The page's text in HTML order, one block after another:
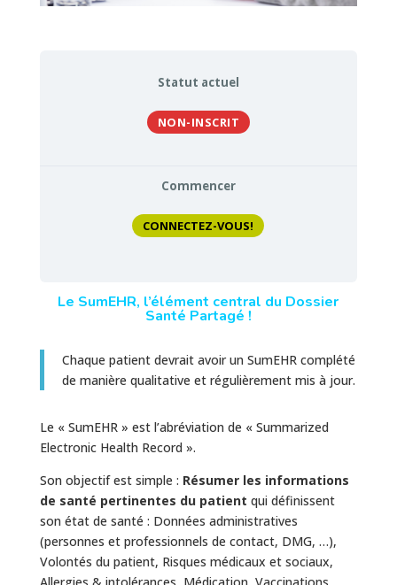
Statut actuel
NON-INSCRIT
Commencer
CONNECTEZ-VOUS!
Le SumEHR, l’élément central du Dossier
Santé Partagé !
Chaque patient devrait avoir un SumEHR complété
de manière qualitative et régulièrement mis à jour.
Le « SumEHR » est l’abréviation de « Summarized
Electronic Health Record ».
Son objectif est simple : Résumer les informations
de santé pertinentes du patient qui définissent
son état de santé : Données administratives
(personnes et professionnels de contact, DMG, …),
Volontés du patient, Risques médicaux et sociaux,
Allergies & intolérances, Médication, Vaccinations,